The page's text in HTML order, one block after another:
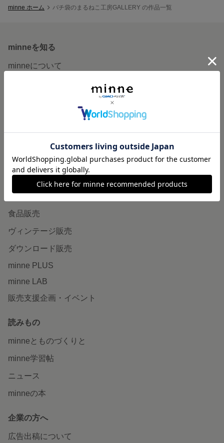
minne ホーム バチ袋のまるねこ工房GALLERY の作品一覧
minneを知る
minneについて
ランキング
作品販売について
minneで売りたい
食品販売
ヴィンテージ販売
ダウンロード販売
minne PLUS
minne LAB
販売支援企画・イベント
読みもの
minneとものづくりと
minne学習帖
ニュース
minneの本
企業の方へ
広告出稿について